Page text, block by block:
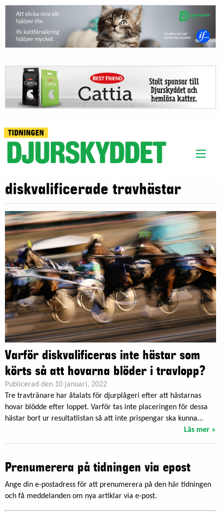
diskvalificerade travhästar
Varför diskvalificeras inte hästar som
körts så att hovarna blöder i travlopp?
Publicerad den 10 januari, 2022
Tre travtränare har åtalats för djurplågeri efter att hästarnas
hovar blödde efter loppet. Varför tas inte placeringen för dessa
hästar bort ur resultatlistan så att inte prispengar ska kunna...
Läs mer »
Prenumerera på tidningen via epost
Ange din e-postadress för att prenumerera på den här tidningen
och få meddelanden om nya artiklar via e-post.